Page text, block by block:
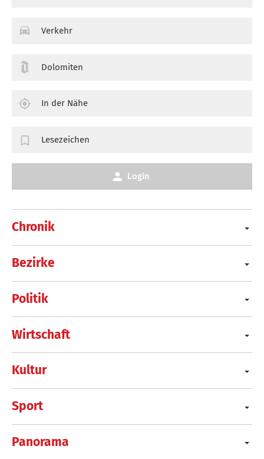
Chronik
Bezirke
Politik
Wirtschaft
Kultur
Sport
Panorama
Verkehr
Dolomiten
In der Nähe
Lesezeichen
Login